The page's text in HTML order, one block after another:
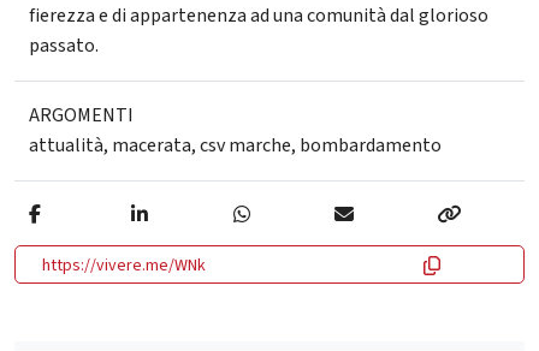
fierezza e di appartenenza ad una comunità dal glorioso
passato.
ARGOMENTI
attualità, macerata,csv marche, bombardamento
https://vivere.me/WNk